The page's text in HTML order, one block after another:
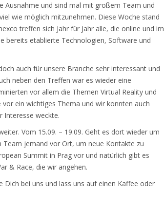
Ausnahme und sind mal mit großem Team und
wie möglich mitzunehmen. Diese Woche stand
treffen sich Jahr für Jahr alle, die online und im
bereits etablierte Technologien, Software und
auch für unsere Branche sehr interessant und
neben den Treffen war es wieder eine
vor allem die Themen Virtual Reality und
ein wichtiges Thema und wir konnten auch
Interesse weckte.
Vom 15.09. – 19.09. Geht es dort wieder um
jemand vor Ort, um neue Kontakte zu
Summit in Prag vor und natürlich gibt es
& Race, die wir angehen.
bei uns und lass uns auf einen Kaffee oder